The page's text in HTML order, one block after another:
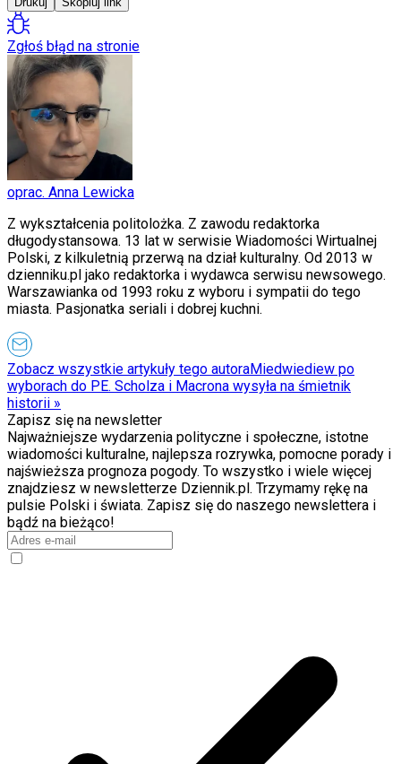
Horoskopy
Sennik
Kody rabatowe
gazetaprawna.pl
INFOR.pl
ZdrowieGO.pl
Zgłoś błąd na stronie
oprac. Anna Lewicka
Z wykształcenia politolożka. Z zawodu redaktorka
długodystansowa. 13 lat w serwisie Wiadomości Wirtualnej
Polski, z kilkuletnią przerwą na dział kulturalny. Od 2013 w
dzienniku.pl jako redaktorka i wydawca serwisu newsowego.
Warszawianka od 1993 roku z wyboru i sympatii do tego
miasta. Pasjonatka seriali i dobrej kuchni.
Zobacz wszystkie artykuły tego autoraMiedwiediew po
wyborach do PE. Scholza i Macrona wysyła na śmietnik
historii »
Zapisz się na newsletter
Najważniejsze wydarzenia polityczne i społeczne, istotne
wiadomości kulturalne, najlepsza rozrywka, pomocne porady i
najświeższa prognoza pogody. To wszystko i wiele więcej
znajdziesz w newsletterze Dziennik.pl. Trzymamy rękę na
pulsie Polski i świata. Zapisz się do naszego newslettera i
bądź na bieżąco!